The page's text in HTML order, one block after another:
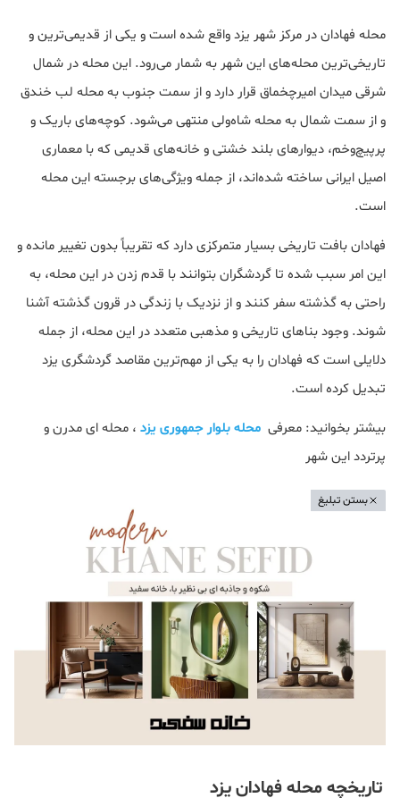
محله فهادان در مرکز شهر یزد واقع شده است و یکی از قدیمی‌ترین و
تاریخی‌ترین محله‌های این شهر به شمار می‌رود. این محله در شمال
شرقی میدان امیرچخماق قرار دارد و از سمت جنوب به محله لب خندق
و از سمت شمال به محله شاه‌ولی منتهی می‌شود. کوچه‌های باریک و
پرپیچ‌وخم، دیوارهای بلند خشتی و خانه‌های قدیمی که با معماری
اصیل ایرانی ساخته شده‌اند، از جمله ویژگی‌های برجسته این محله
است.
فهادان بافت تاریخی بسیار متمرکزی دارد که تقریباً بدون تغییر مانده و
این امر سبب شده تا گردشگران بتوانند با قدم زدن در این محله، به
راحتی به گذشته سفر کنند و از نزدیک با زندگی در قرون گذشته آشنا
شوند. وجود بناهای تاریخی و مذهبی متعدد در این محله، از جمله
دلایلی است که فهادان را به یکی از مهم‌ترین مقاصد گردشگری یزد
تبدیل کرده است.
بیشتر بخوانید: معرفی محله بلوار جمهوری یزد ، محله ای مدرن و
پرتردد این شهر
بستن تبلیغ
تاریخچه محله فهادان یزد